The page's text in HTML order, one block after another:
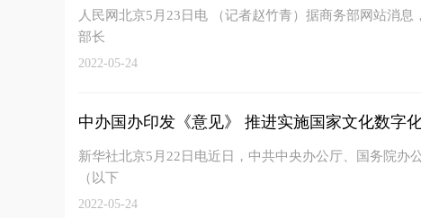
人民网北京5月23日电 （记者赵竹青）据商务部网站消
部长
2022-05-24
中办国办印发《意见》 推进实施国家文化数字
新华社北京5月22日电近日，中共中央办公厅、国务院办
（以下
2022-05-24